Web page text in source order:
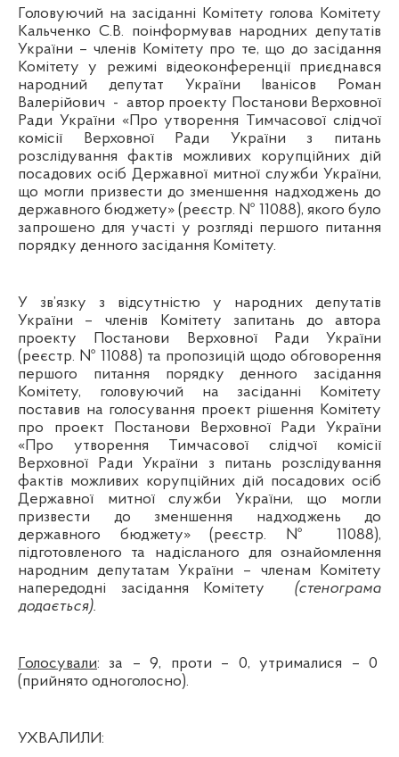
Головуючий на засіданні Комітету голова Комітету
Кальченко С.В. поінформував народних депутатів
України – членів Комітету про те, що до засідання
Комітету у режимі відеоконференції приєднався
народний депутат України Іванісов Роман
Валерійович - автор проекту Постанови Верховної
Ради України «Про утворення Тимчасової слідчої
комісії Верховної Ради України з питань
розслідування фактів можливих корупційних дій
посадових осіб Державної митної служби України,
що могли призвести до зменшення надходжень до
державного бюджету» (реєстр. № 11088), якого було
запрошено для участі у розгляді першого питання
порядку денного засідання Комітету.
У зв’язку з відсутністю у народних депутатів
України – членів Комітету запитань до автора
проекту Постанови Верховної Ради України
(реєстр. № 11088) та пропозицій щодо обговорення
першого питання порядку денного засідання
Комітету, головуючий на засіданні Комітету
поставив на голосування проект рішення Комітету
про проект Постанови Верховної Ради України
«Про утворення Тимчасової слідчої комісії
Верховної Ради України з питань розслідування
фактів можливих корупційних дій посадових осіб
Державної митної служби України, що могли
призвести до зменшення надходжень до
державного бюджету» (реєстр.
№ 11088),
підготовленого та надісланого для ознайомлення
народним депутатам України – членам Комітету
напередодні засідання Комітету
(стенограма
додається).
Голосували: за – 9, проти – 0, утрималися – 0
(прийнято одноголосно).
УХВАЛИЛИ: